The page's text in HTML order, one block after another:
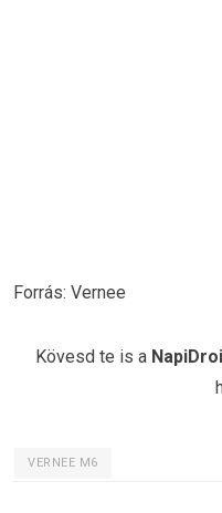
Forrás: Vernee
Kövesd te is a
VERNEE M6